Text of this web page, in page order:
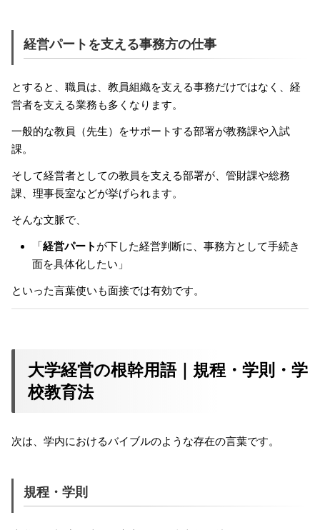
経営パートを支える事務方の仕事
とすると、職員は、教員組織を支える事務だけではなく、経
営者を支える業務も多くなります。
一般的な教員（先生）をサポートする部署が教務課や入試
課。
そして経営者としての教員を支える部署が、管財課や総務
課、理事長室などが挙げられます。
そんな文脈で、
「経営パート が下した経営判断に、事務方として手続き
面を具体化したい」
といった言葉使いも面接では有効です。
大学経営の根幹用語｜規程・学則・学
校教育法
次は、学内におけるバイブルのような存在の言葉です。
規程・学則